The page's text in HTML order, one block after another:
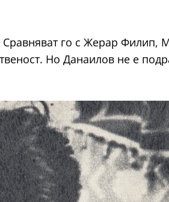
Сравняват го с Жерар
Но Данаилов не е